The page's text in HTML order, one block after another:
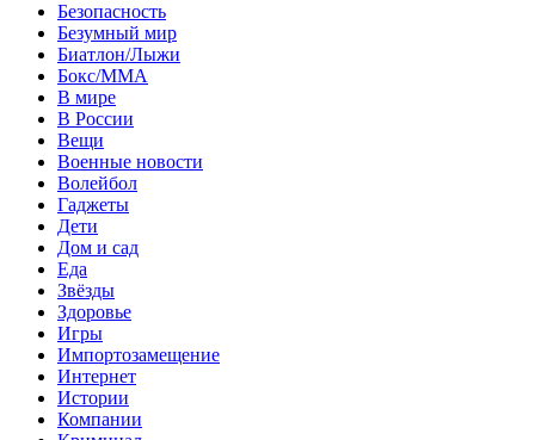
Безопасность
Безумный мир
Биатлон/Лыжи
Бокс/MMA
В мире
В России
Вещи
Военные новости
Волейбол
Гаджеты
Дети
Дом и сад
Еда
Звёзды
Здоровье
Игры
Импортозамещение
Интернет
Истории
Компании